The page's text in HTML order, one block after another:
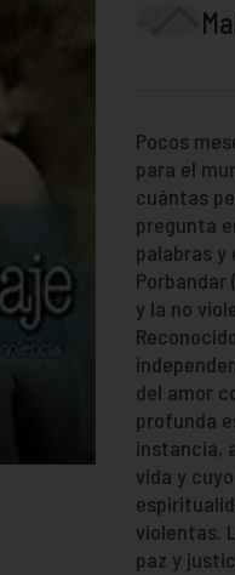
Pocos
para el
cuántas
pregunta
palabras y
Porbandar
y la no
del amor
profunda
instancia,
vida y
violentas.
paz y